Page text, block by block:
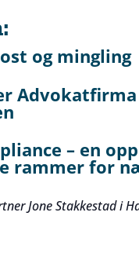
og mingling
– en
rammer for
Jone Stakkestad i